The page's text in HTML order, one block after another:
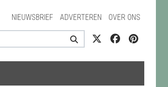
NIEUWSBRIEF ADVERTEREN OVER ONS